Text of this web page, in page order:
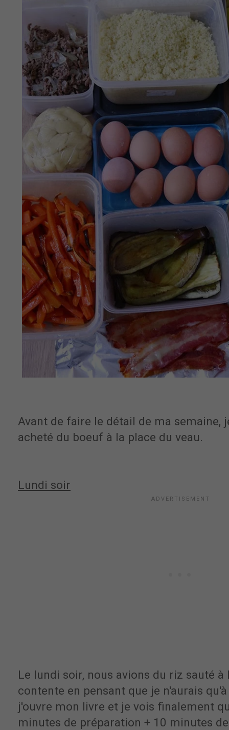
Avant de faire le détail de ma semaine,
acheté du boeuf à la place du veau.
Lundi soir
Le lundi soir, nous avions du riz sauté à
contente en pensant que je n'aurais
j'ouvre mon livre et je vois finalement
minutes de préparation + 10 minutes